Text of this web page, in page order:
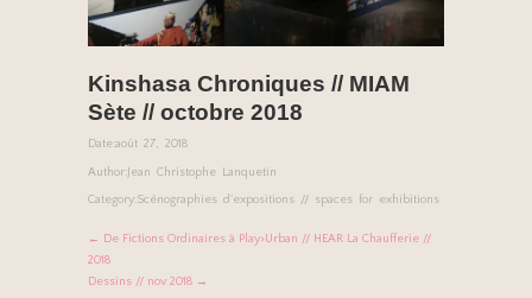
Kinshasa Chroniques // MIAM
Sète // octobre 2018
Date:août 27, 2018
Author:Jean Christophe Lanquetin
Category:Scénographies d'expositions // spaces for exhibitions
← De Fictions Ordinaires à Play>Urban // HEAR La Chaufferie //
2018
Dessins // nov 2018 →